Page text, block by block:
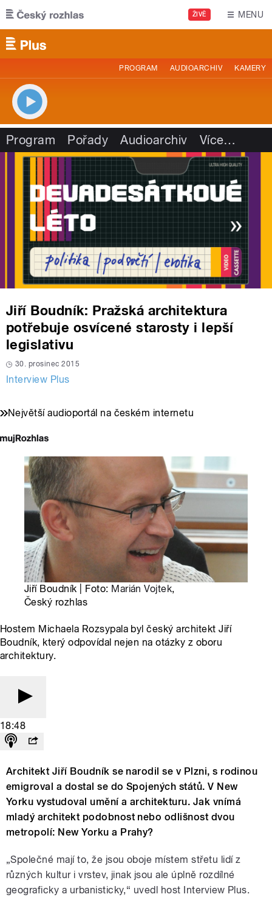
Přejít k hlavnímu obsahu
ŽIVĚ MENU
PROGRAM AUDIOARCHIV KAMERY
Program Pořady Audioarchiv Více…
Jiří Boudník: Pražská architektura
potřebuje osvícené starosty i lepší
legislativu
30. prosinec 2015
Interview Plus
Největší audioportál na českém internetu
Jiří Boudník | Foto: Marián Vojtek,
Český rozhlas
Hostem Michaela Rozsypala byl český architekt Jiří
Boudník, který odpovídal nejen na otázky z oboru
architektury.
18:48
Architekt Jiří Boudník se narodil se v Plzni, s rodinou
emigroval a dostal se do Spojených států. V New
Yorku vystudoval umění a architekturu. Jak vnímá
mladý architekt podobnost nebo odlišnost dvou
metropolí: New Yorku a Prahy?
„Společné mají to, že jsou oboje místem střetu lidí z
různých kultur i vrstev, jinak jsou ale úplně rozdílné
geograficky a urbanisticky,“ uvedl host Interview Plus.